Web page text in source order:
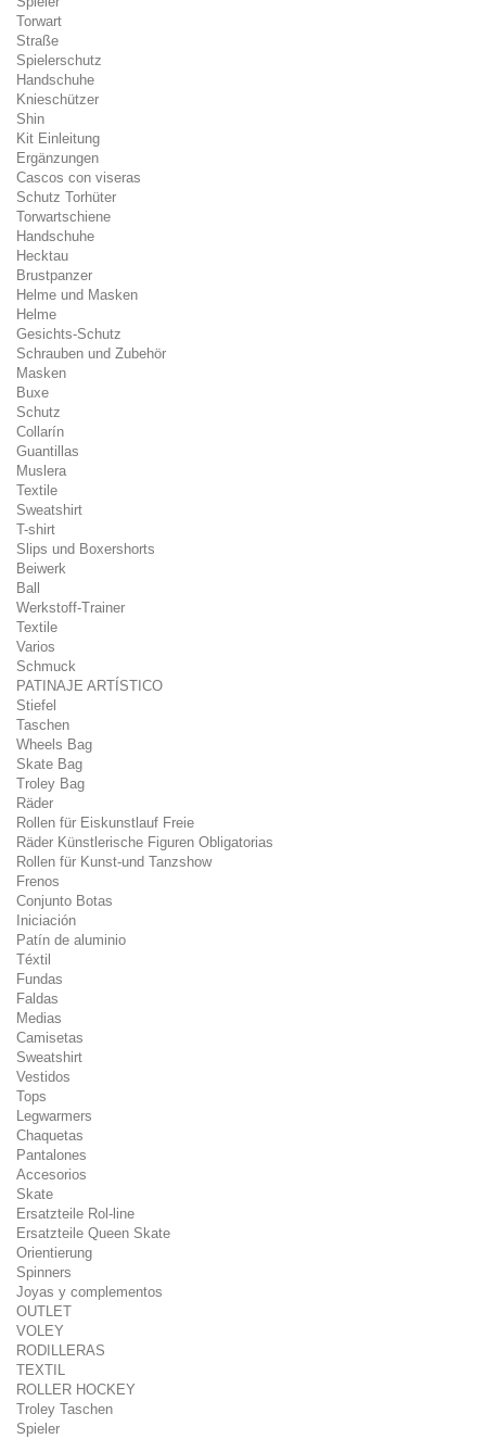
Torwart
Straße
Spielerschutz
Handschuhe
Knieschützer
Shin
Kit Einleitung
Ergänzungen
Cascos con viseras
Schutz Torhüter
Torwartschiene
Handschuhe
Hecktau
Brustpanzer
Helme und Masken
Helme
Gesichts-Schutz
Schrauben und Zubehör
Masken
Buxe
Schutz
Collarín
Guantillas
Muslera
Textile
Sweatshirt
T-shirt
Slips und Boxershorts
Beiwerk
Ball
Werkstoff-Trainer
Textile
Varios
Schmuck
PATINAJE ARTÍSTICO
Stiefel
Taschen
Wheels Bag
Skate Bag
Troley Bag
Räder
Rollen für Eiskunstlauf Freie
Räder Künstlerische Figuren Obligatorias
Rollen für Kunst-und Tanzshow
Frenos
Conjunto Botas
Iniciación
Patín de aluminio
Téxtil
Fundas
Faldas
Medias
Camisetas
Sweatshirt
Vestidos
Tops
Legwarmers
Chaquetas
Pantalones
Accesorios
Skate
Ersatzteile Rol-line
Ersatzteile Queen Skate
Orientierung
Spinners
Joyas y complementos
OUTLET
VOLEY
RODILLERAS
TEXTIL
ROLLER HOCKEY
Troley Taschen
Spieler